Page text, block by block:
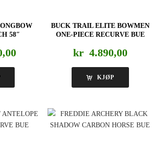
58″
BUCK TRAIL ELITE BOWMEN
ONE-PIECE RECURVE BUE
kr 4.890,00
KJØP